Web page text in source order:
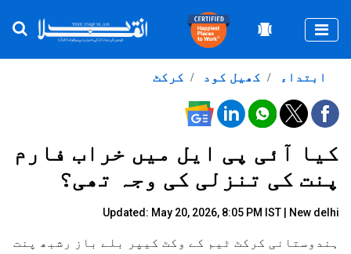
کرکٹ کھیل کود ابتداء
کیا آئی پی ایل میں خراب فارم
پنت کی تنزلی کی وجہ تھی؟
Updated: May 20, 2026, 8:05 PM IST | New delhi
ہندوستانی کرکٹ ٹیم کے وکٹ کیپر بلے باز رشبھ پنت